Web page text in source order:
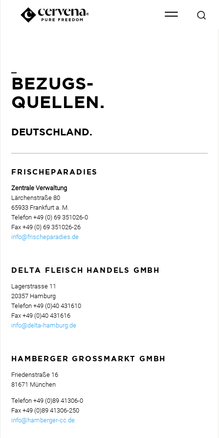
BEZUGS-
QUELLEN.
DEUTSCHLAND.
FRISCHE­PARADIES
Zentrale Verwaltung
Lärchenstraße 80
65933 Frankfurt a. M.
Telefon­ +49 (0) 69 351026-0
Fax­ +49 (0) 69 351026-26
info@frischeparadies.de
DELTA FLEISCH HANDELS GMBH
Lagerstrasse 11
20357 Hamburg
Telefon­ +49 (0)40 431610
Fax­ +49 (0)40 431616
info@delta-hamburg.de
HAMBERGER GROSSMARKT GMBH
Friedenstraße 16
81671 München
Telefon­ +49 (0)89 41306-0
Fax­ +49 (0)89 41306-250
info@hamberger-cc.de